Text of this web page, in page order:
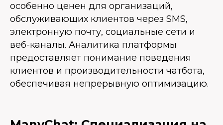
особенно ценен для организаций,
обслуживающих клиентов через SMS,
электронную почту, социальные сети и
веб-каналы. Аналитика платформы
предоставляет понимание поведения
клиентов и производительности чатбота,
обеспечивая непрерывную оптимизацию.